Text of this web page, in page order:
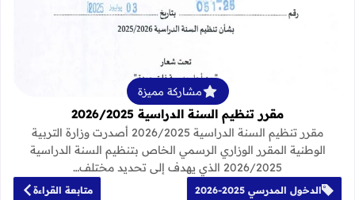
قراءة المزيد عن مقرر تنظيم السنة الدراسية
مشاركة مميزة
مقرر تنظيم السنة الدراسية 2026/2025
مقرر تنظيم السنة الدراسية 2026/2025 أصدرت وزارة التربية
الوطنية المقرر الوزاري الرسمي الخاص بتنظيم السنة الدراسية
2026/2025 الذي يهدف إلى تحديد مختلف…
الدخول المدرسي 2025-2026 متابعة القراءة